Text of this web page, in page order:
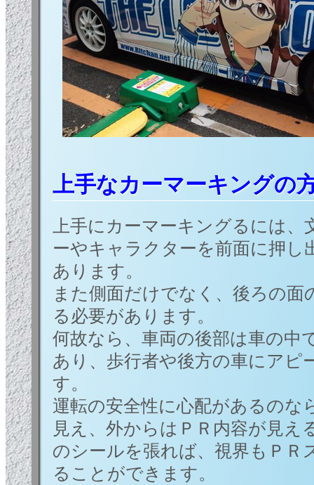
上手なカーマーキングの
上手にカーマーキングるには
ーやキャラクターを前面に押
あります。
また側面だけでなく、後ろの
る必要があります。
何故なら、車両の後部は車の中
あり、歩行者や後方の車にアピ
す。
運転の安全性に心配があるのな
見え、外からはＰＲ内容が見え
のシールを張れば、視界もＰＲ
ることができます。